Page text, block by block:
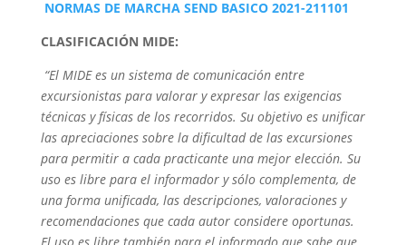
NORMAS DE MARCHA SEND BASICO 2021-211101
CLASIFICACIÓN MIDE:
“El MIDE es un sistema de comunicación entre
excursionistas para valorar y expresar las exigencias
técnicas y físicas de los recorridos. Su objetivo es unificar
las apreciaciones sobre la dificultad de las excursiones
para permitir a cada practicante una mejor elección. Su
uso es libre para el informador y sólo complementa, de
una forma unificada, las descripciones, valoraciones y
recomendaciones que cada autor considere oportunas.